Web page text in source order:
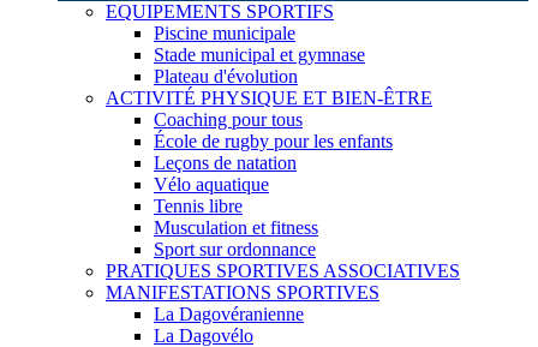
EQUIPEMENTS SPORTIFS
Piscine municipale
Stade municipal et gymnase
Plateau d'évolution
ACTIVITÉ PHYSIQUE ET BIEN-ÊTRE
Coaching pour tous
École de rugby pour les enfants
Leçons de natation
Vélo aquatique
Tennis libre
Musculation et fitness
Sport sur ordonnance
PRATIQUES SPORTIVES ASSOCIATIVES
MANIFESTATIONS SPORTIVES
La Dagovéranienne
La Dagovélo